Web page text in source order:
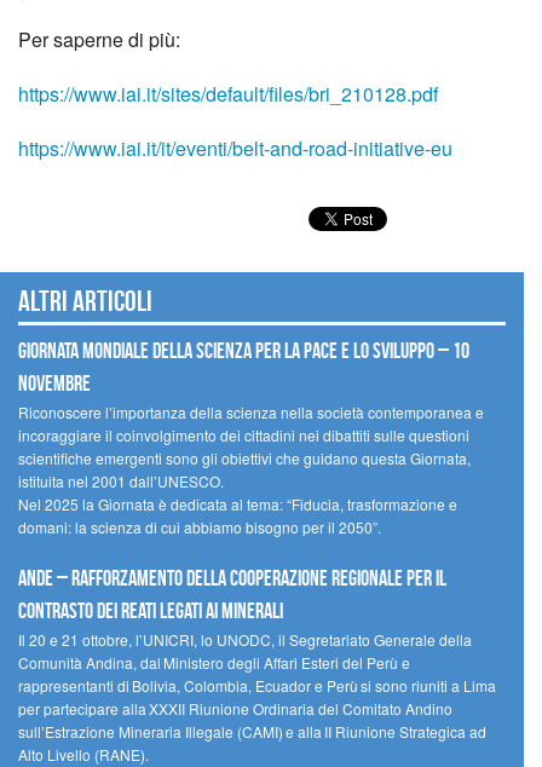
Per saperne di più:
https://www.iai.it/sites/default/files/bri_210128.pdf
https://www.iai.it/it/eventi/belt-and-road-initiative-eu
Altri articoli
Giornata mondiale della scienza per la pace e lo sviluppo – 10
novembre
Riconoscere l’importanza della scienza nella società contemporanea e
incoraggiare il coinvolgimento dei cittadini nei dibattiti sulle questioni
scientifiche emergenti sono gli obiettivi che guidano questa Giornata,
istituita nel 2001 dall’UNESCO.
Nel 2025 la Giornata è dedicata al tema: “Fiducia, trasformazione e
domani: la scienza di cui abbiamo bisogno per il 2050”.
Ande – Rafforzamento della cooperazione regionale per il
contrasto dei reati legati ai minerali
Il 20 e 21 ottobre, l’UNICRI, lo UNODC, il Segretariato Generale della
Comunità Andina, dal Ministero degli Affari Esteri del Perù e
rappresentanti di Bolivia, Colombia, Ecuador e Perù si sono riuniti a Lima
per partecipare alla XXXII Riunione Ordinaria del Comitato Andino
sull’Estrazione Mineraria Illegale (CAMI) e alla II Riunione Strategica ad
Alto Livello (RANE).